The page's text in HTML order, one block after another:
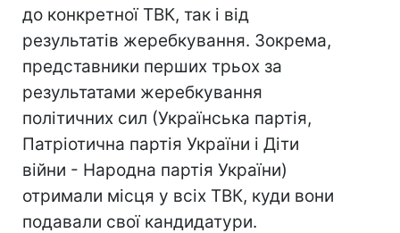
до конкретної ТВК, так і від
результатів жеребкування. Зокрема,
представники перших трьох за
результатами жеребкування
політичних сил (Українська партія,
Патріотична партія України і Діти
війни - Народна партія України)
отримали місця у всіх ТВК, куди вони
подавали свої кандидатури.